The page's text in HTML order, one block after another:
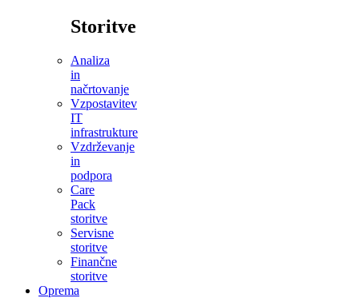
Storitve
Analiza
in
načrtovanje
Vzpostavitev
IT
infrastrukture
Vzdrževanje
in
podpora
Care
Pack
storitve
Servisne
storitve
Finančne
storitve
Oprema